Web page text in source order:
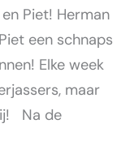
Piet! Herman
een schnaps
Elke week
maar
Na de